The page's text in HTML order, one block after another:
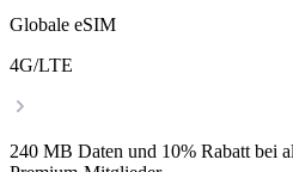
Globale eSIM
4G/LTE
240 MB Daten und 10% Rabatt bei